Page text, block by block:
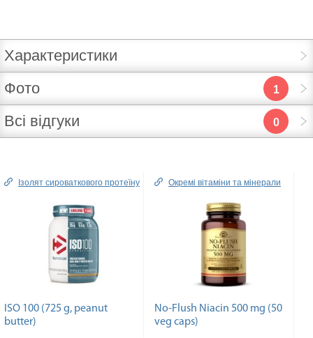
Характеристики
Фото
1
Всі відгуки 0
Ізолят сироваткового протеїну
ISO 100 (725 g, peanut
butter)
Окремі вітаміни та мінерали
No-Flush Niacin 500 mg (50
veg caps)